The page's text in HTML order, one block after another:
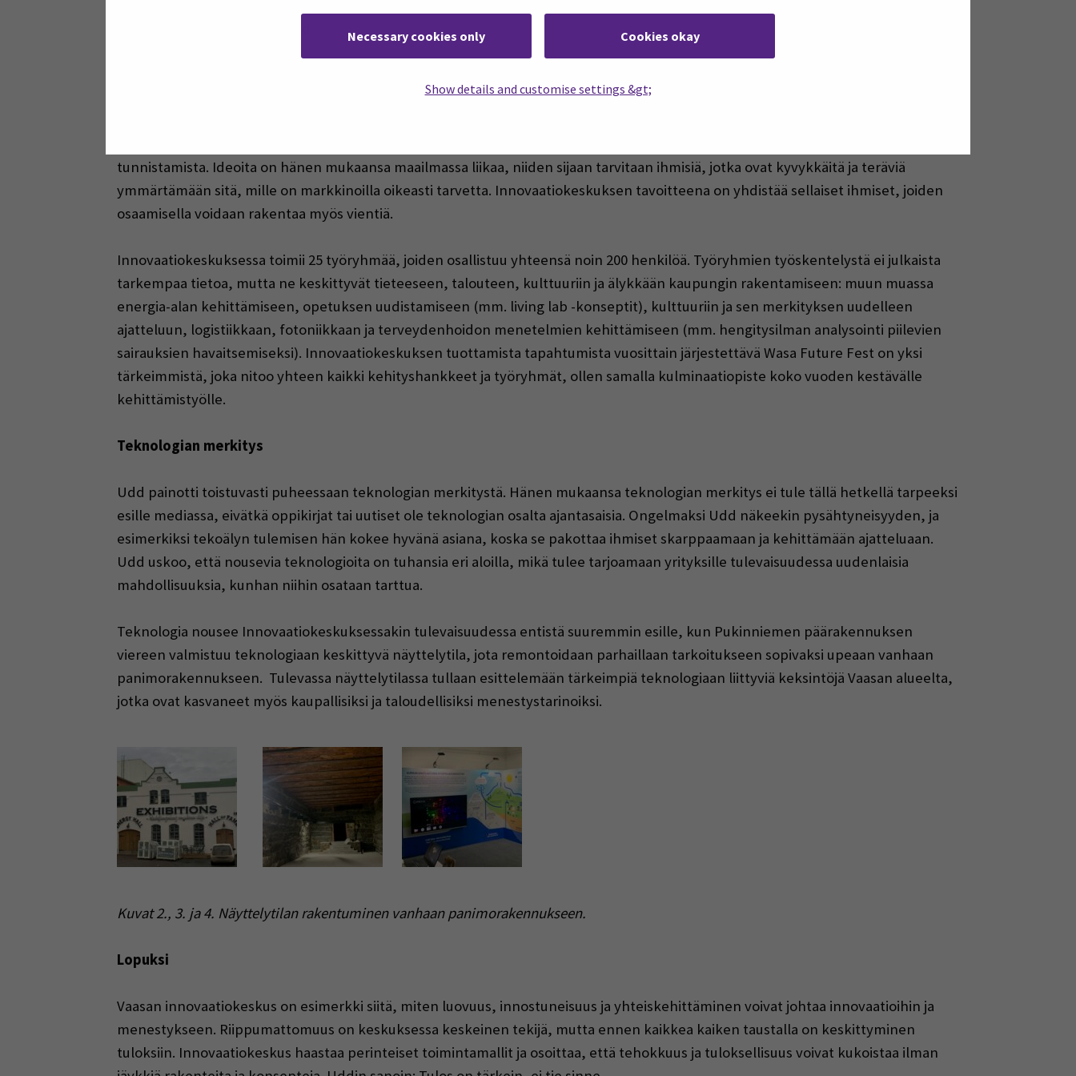
Necessary cookies only Cookies okay
Show details and customise settings &gt;
tunnistamista. Ideoita on hänen mukaansa maailmassa liikaa, niiden sijaan tarvitaan ihmisiä, jotka ovat kyvykkäitä ja teräviä
ymmärtämään sitä, mille on markkinoilla oikeasti tarvetta. Innovaatiokeskuksen tavoitteena on yhdistää sellaiset ihmiset, joiden
osaamisella voidaan rakentaa myös vientiä.
Innovaatiokeskuksessa toimii 25 työryhmää, joiden osallistuu yhteensä noin 200 henkilöä. Työryhmien työskentelystä ei julkaista
tarkempaa tietoa, mutta ne keskittyvät tieteeseen, talouteen, kulttuuriin ja älykkään kaupungin rakentamiseen: muun muassa
energia-alan kehittämiseen, opetuksen uudistamiseen (mm. living lab -konseptit), kulttuuriin ja sen merkityksen uudelleen
ajatteluun, logistiikkaan, fotoniikkaan ja terveydenhoidon menetelmien kehittämiseen (mm. hengitysilman analysointi piilevien
sairauksien havaitsemiseksi). Innovaatiokeskuksen tuottamista tapahtumista vuosittain järjestettävä Wasa Future Fest on yksi
tärkeimmistä, joka nitoo yhteen kaikki kehityshankkeet ja työryhmät, ollen samalla kulminaatiopiste koko vuoden kestävälle
kehittämistyölle.
Teknologian merkitys
Udd painotti toistuvasti puheessaan teknologian merkitystä. Hänen mukaansa teknologian merkitys ei tule tällä hetkellä tarpeeksi
esille mediassa, eivätkä oppikirjat tai uutiset ole teknologian osalta ajantasaisia. Ongelmaksi Udd näkeekin pysähtyneisyyden, ja
esimerkiksi tekoälyn tulemisen hän kokee hyvänä asiana, koska se pakottaa ihmiset skarppaamaan ja kehittämään ajatteluaan.
Udd uskoo, että nousevia teknologioita on tuhansia eri aloilla, mikä tulee tarjoamaan yrityksille tulevaisuudessa uudenlaisia
mahdollisuuksia, kunhan niihin osataan tarttua.
Teknologia nousee Innovaatiokeskuksessakin tulevaisuudessa entistä suuremmin esille, kun Pukinniemen päärakennuksen
viereen valmistuu teknologiaan keskittyvä näyttelytila, jota remontoidaan parhaillaan tarkoitukseen sopivaksi upeaan vanhaan
panimorakennukseen. Tulevassa näyttelytilassa tullaan esittelemään tärkeimpiä teknologiaan liittyviä keksintöjä Vaasan alueelta,
jotka ovat kasvaneet myös kaupallisiksi ja taloudellisiksi menestystarinoiksi.
Kuvat 2., 3. ja 4. Näyttelytilan rakentuminen vanhaan panimorakennukseen.
Lopuksi
Vaasan innovaatiokeskus on esimerkki siitä, miten luovuus, innostuneisuus ja yhteiskehittäminen voivat johtaa innovaatioihin ja
menestykseen. Riippumattomuus on keskuksessa keskeinen tekijä, mutta ennen kaikkea kaiken taustalla on keskittyminen
tuloksiin. Innovaatiokeskus haastaa perinteiset toimintamallit ja osoittaa, että tehokkuus ja tuloksellisuus voivat kukoistaa ilman